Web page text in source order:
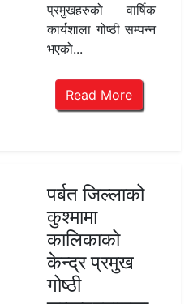
प्रमुखहरुको वार्षिक
कार्यशाला गोष्ठी सम्पन्न
भएको...
Read More
पर्बत जिल्लाको
कुश्मामा
कालिकाको
केन्द्र प्रमुख
गोष्ठी